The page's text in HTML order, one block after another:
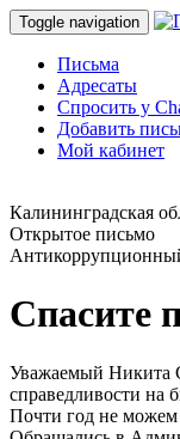
Toggle navigation
Письма
Адресаты
Спросить у
Добавить
Мой кабинет
Калининградская
Открытое письмо
Спасите
Уважаемый Никита
справедливости на
Почти год не